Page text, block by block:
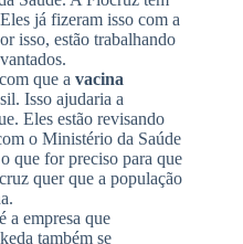
já fizeram isso com a
isso, estão trabalhando
que a vacina
Isso ajudaria a
Eles estão revisando
o Ministério da Saúde
que for preciso para que
quer que a população
a empresa que
também se